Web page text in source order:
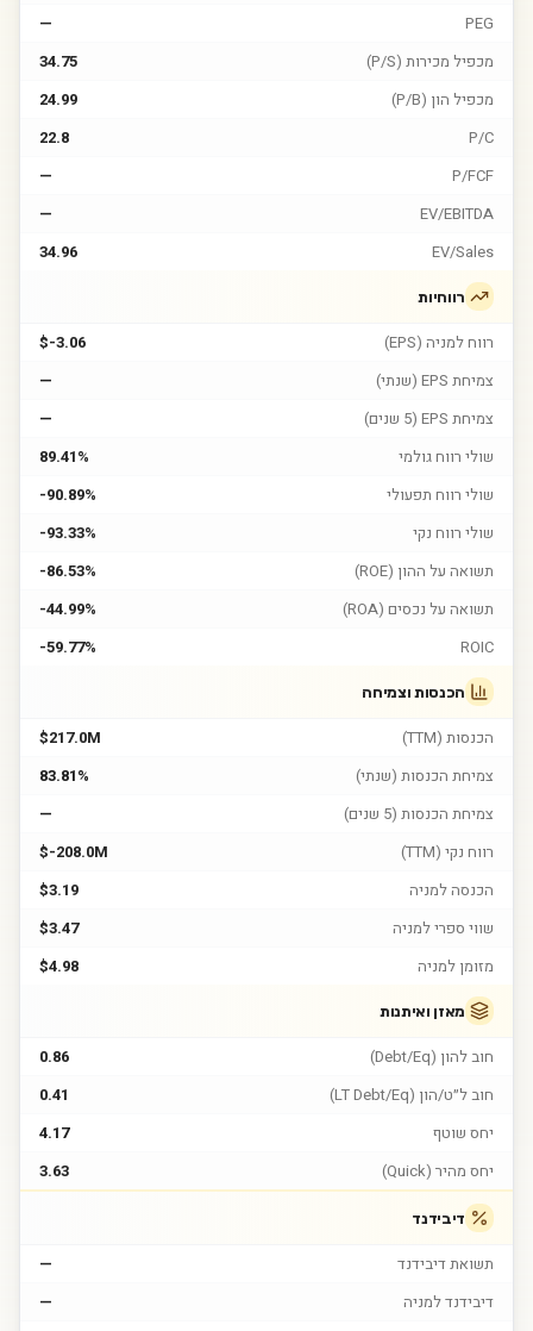
PEG
—
מכפיל מכירות (P/S)
34.75
מכפיל הון (P/B)
24.99
P/C
22.8
P/FCF
—
EV/EBITDA
—
EV/Sales
34.96
רווחיות
רווח למניה (EPS)
$-3.06
צמיחת EPS (שנתי)
—
צמיחת EPS (5 שנים)
—
שולי רווח גולמי
89.41%
שולי רווח תפעולי
-90.89%
שולי רווח נקי
-93.33%
תשואה על ההון (ROE)
-86.53%
תשואה על נכסים (ROA)
-44.99%
ROIC
-59.77%
הכנסות וצמיחה
הכנסות (TTM)
$217.0M
צמיחת הכנסות (שנתי)
83.81%
צמיחת הכנסות (5 שנים)
—
רווח נקי (TTM)
$-208.0M
הכנסה למניה
$3.19
שווי ספרי למניה
$3.47
מזומן למניה
$4.98
מאזן ואיתנות
חוב להון (Debt/Eq)
0.86
חוב ל״ט/הון (LT Debt/Eq)
0.41
יחס שוטף
4.17
יחס מהיר (Quick)
3.63
דיבידנד
תשואת דיבידנד
—
דיבידנד למניה
—